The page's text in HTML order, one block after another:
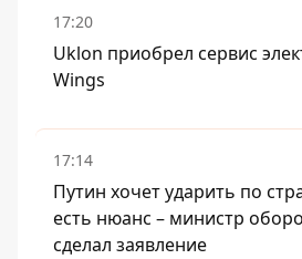
17:20
Uklon приобрел сервис
Wings
17:14
Путин хочет ударить по
есть нюанс – министр
сделал заявление